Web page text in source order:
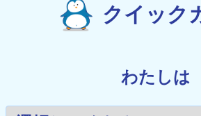
クイック
わたしは